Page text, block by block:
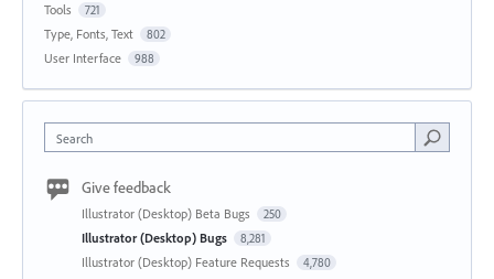
Tools 721
Type, Fonts, Text 802
User Interface 988
Search
Give feedback
Illustrator (Desktop) Beta Bugs 250
Illustrator (Desktop) Bugs 8,281
Illustrator (Desktop) Feature Requests 4,780